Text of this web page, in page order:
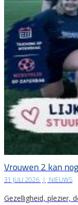
Vrouwen 2 kan
31 JULI 2026 | NIEUWS
Gezelligheid, plezier,